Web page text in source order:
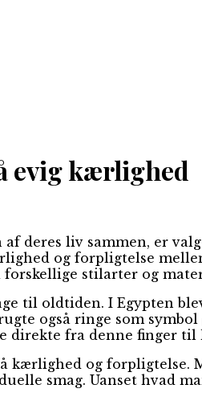
evig kærlighed
deres liv sammen, er
og forpligtelse
stilarter og
til oldtiden. I Egypten
også ringe som
direkte fra denne finger til
kærlighed og
smag. Uanset hvad